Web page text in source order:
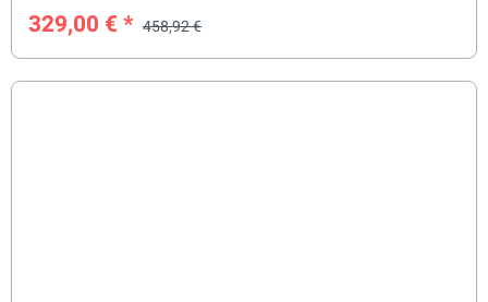
329,00 €* 458,92 €